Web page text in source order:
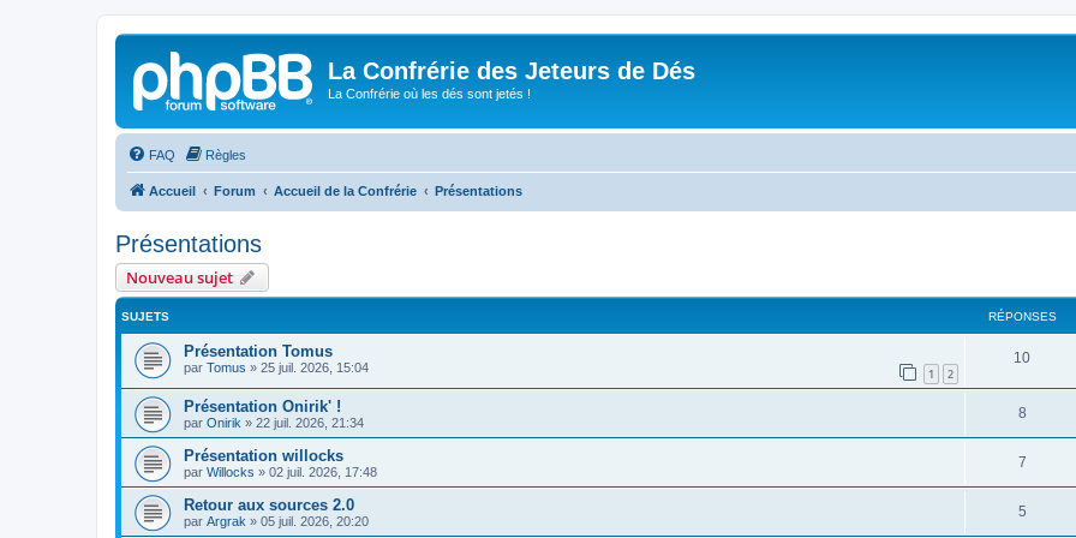
La Confrérie des Jeteurs de Dés
La Confrérie où les dés sont jetés !
FAQ Règles
Accueil Forum Accueil de la Confrérie Présentations
Présentations
Nouveau sujet
SUJETS RÉPONSES
Présentation Tomus
par Tomus » 25 juil. 2026, 15:04 1 2
10
Présentation Onirik' !
par Onirik » 22 juil. 2026, 21:34
8
Présentation willocks
par Willocks » 02 juil. 2026, 17:48
7
Retour aux sources 2.0
par Argrak » 05 juil. 2026, 20:20
5